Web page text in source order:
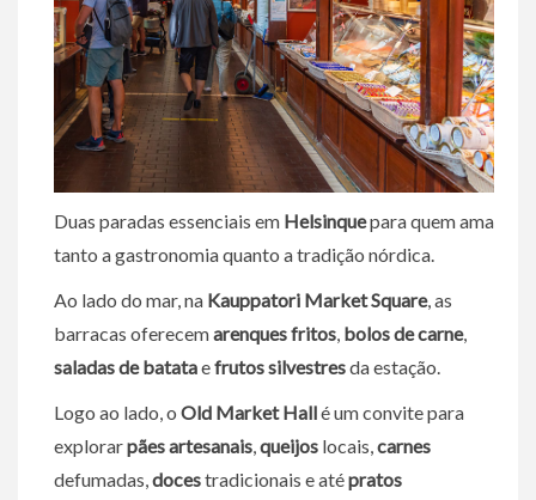
Duas paradas essenciais em Helsinquepara quem ama
tanto a gastronomia quanto a tradição nórdica.
Ao lado do mar, na Kauppatori Market Square, as
barracas oferecemarenques fritos, bolos de carne,
saladas de batataefrutos silvestresda estação.
Logo ao lado, o Old Market Hallé um convite para
explorarpães artesanais,queijos locais,carnes
defumadas,docestradicionais e atépratos